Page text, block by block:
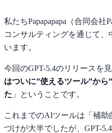
私たちPapapapapa（合同会社
コンサルティングを通じて
います。
今回のGPT-5.4のリリースを
はついに”使えるツール”か
た 」ということです。
これまでのAIツールは「補
づけが大半でしたが、GPT-